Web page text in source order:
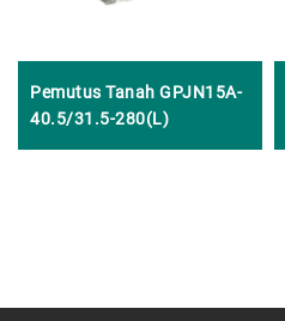
Pemutus Tanah GPJN15A-
40.5/31.5-280(L)